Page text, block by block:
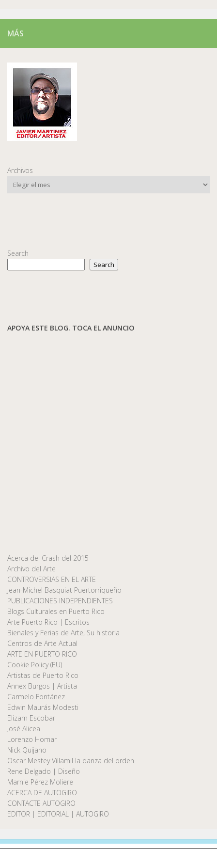
MÁS
Archivos
Search
Search
APOYA ESTE BLOG. TOCA EL ANUNCIO
Acerca del Crash del 2015
Archivo del Arte
CONTROVERSIAS EN EL ARTE
Jean-Michel Basquiat Puertorriqueño
PUBLICACIONES INDEPENDIENTES
Blogs Culturales en Puerto Rico
Arte Puerto Rico | Escritos
Bienales y Ferias de Arte, Su historia
Centros de Arte Actual
ARTE EN PUERTO RICO
Cookie Policy (EU)
Artistas de Puerto Rico
Annex Burgos | Artista
Carmelo Fontánez
Edwin Maurás Modesti
Elizam Escobar
José Alicea
Lorenzo Homar
Nick Quijano
Oscar Mestey Villamil la danza del orden
Rene Delgado | Diseño
Marnie Pérez Moliere
ACERCA DE AUTOGIRO
CONTACTE AUTOGIRO
EDITOR | EDITORIAL | AUTOGIRO